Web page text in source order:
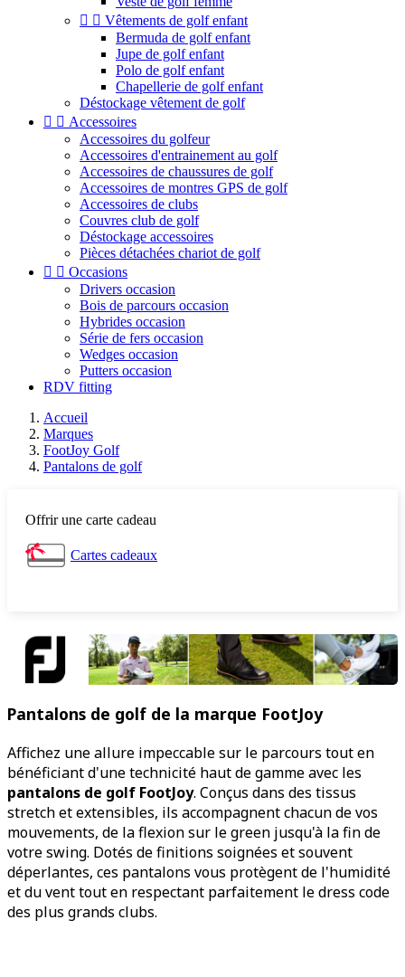
  Vêtements de golf enfant
Bermuda de golf enfant
Jupe de golf enfant
Polo de golf enfant
Chapellerie de golf enfant
Déstockage vêtement de golf
  Accessoires
Accessoires du golfeur
Accessoires d'entrainement au golf
Accessoires de chaussures de golf
Accessoires de montres GPS de golf
Accessoires de clubs
Couvres club de golf
Déstockage accessoires
Pièces détachées chariot de golf
  Occasions
Drivers occasion
Bois de parcours occasion
Hybrides occasion
Série de fers occasion
Wedges occasion
Putters occasion
RDV fitting
Accueil
Marques
FootJoy Golf
Pantalons de golf
Offrir une carte cadeau
Cartes cadeaux
Pantalons de golf de la marque FootJoy
Affichez une allure impeccable sur le parcours tout en
bénéficiant d'une technicité haut de gamme avec les
pantalons de golf FootJoy. Conçus dans des tissus
stretch et extensibles, ils accompagnent chacun de vos
mouvements, de la flexion sur le green jusqu'à la fin de
votre swing. Dotés de finitions soignées et souvent
déperlantes, ces pantalons vous protègent de l'humidité
et du vent tout en respectant parfaitement le dress code
des plus grands clubs.